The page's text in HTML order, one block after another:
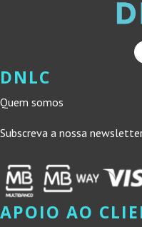
DNLC
Quem somos
Subscreva a nossa
APOIO AO